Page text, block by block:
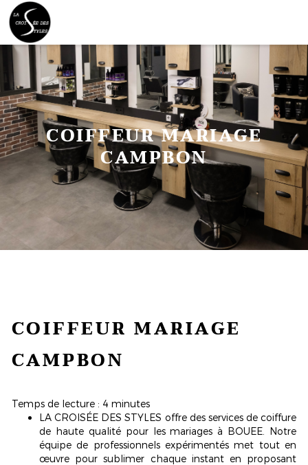
COIFFEUR MARIAGE
CAMPBON
COIFFEUR MARIAGE
CAMPBON
Temps de lecture : 4 minutes
LA CROISÉE DES STYLES offre des services de coiffure
de haute qualité pour les mariages à BOUEE. Notre
équipe de professionnels expérimentés met tout en
œuvre pour sublimer chaque instant en proposant